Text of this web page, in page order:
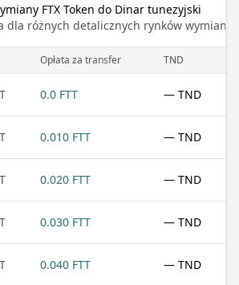
FTX Token do Dinar tunezyjski
dla różnych detalicznych rynków wymiany
Opłata za transfer TND
0.0 FTT — TND
0.010 FTT — TND
0.020 FTT — TND
0.030 FTT — TND
0.040 FTT — TND